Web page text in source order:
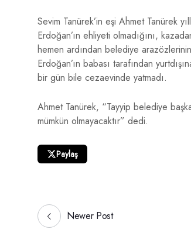
Sevim Tanürek’in eşi Ahmet Tanürek
Erdoğan’ın ehliyeti olmadığını,
hemen ardından belediye
Erdoğan’ın babası tarafından
bir gün bile cezaevinde yatmadı.
Ahmet Tanürek, “Tayyip belediye
mümkün olmayacaktır” dedi.
Paylaş
Newer Post